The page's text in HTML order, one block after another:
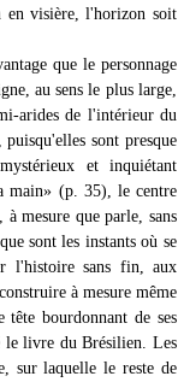
en visière, l'horizon soit
que le personnage
au sens le plus large,
arides de l'intérieur du
sont presque
et inquiétant
main» (p. 35), le centre
mesure que parle, sans
sont les instants où se
l'histoire sans fin, aux
à mesure même
bourdonnant de ses
le livre du Brésilien. Les
sur laquelle le reste de